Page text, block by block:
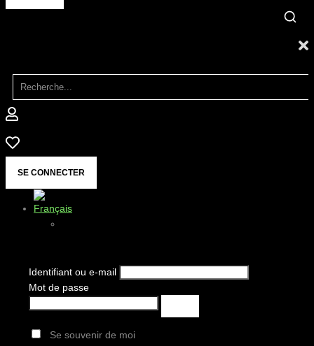
SE CONNECTER
Identifiant ou e-mail
Mot de passe
Se souvenir de moi